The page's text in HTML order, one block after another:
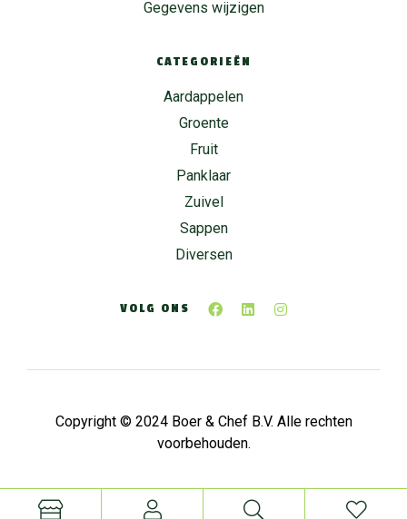
Gegevens wijzigen
CATEGORIEËN
Aardappelen
Groente
Fruit
Panklaar
Zuivel
Sappen
Diversen
VOLG ONS
Copyright © 2024 Boer & Chef B.V. Alle rechten
voorbehouden.